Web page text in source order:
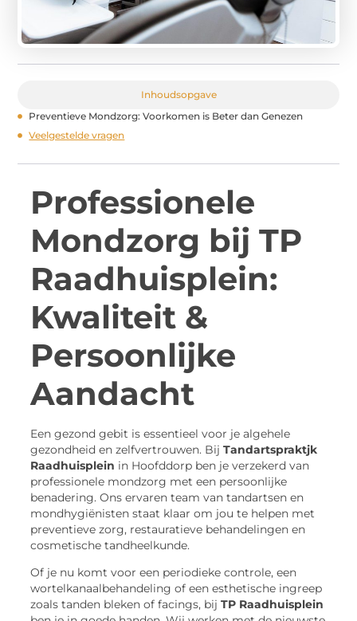
Inhoudsopgave
Preventieve Mondzorg: Voorkomen is Beter dan Genezen
Veelgestelde vragen
Professionele
Mondzorg bij TP
Raadhuisplein:
Kwaliteit &
Persoonlijke
Aandacht
Een gezond gebit is essentieel voor je algehele
gezondheid en zelfvertrouwen. BijTandartspraktjk
Raadhuisplein in Hoofddorp ben je verzekerd van
professionele mondzorg met een persoonlijke
benadering. Ons ervaren team van tandartsen en
mondhygiënisten staat klaar om jou te helpen met
preventieve zorg, restauratieve behandelingen en
cosmetische tandheelkunde.
Of je nu komt voor een periodieke controle, een
wortelkanaalbehandeling of een esthetische ingreep
zoals tanden bleken of facings, bijTP Raadhuisplein